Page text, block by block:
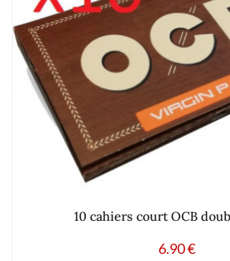
10 cahiers court OCB
6.90€